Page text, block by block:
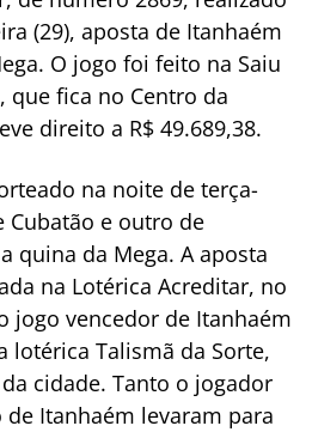
(29), aposta de Itanhaém
O jogo foi feito na Saiu
que fica no Centro da
direito a R$ 49.689,38.
na noite de terça-
Cubatão e outro de
quina da Mega. A aposta
na Lotérica Acreditar, no
jogo vencedor de Itanhaém
lotérica Talismã da Sorte,
cidade. Tanto o jogador
Itanhaém levaram para